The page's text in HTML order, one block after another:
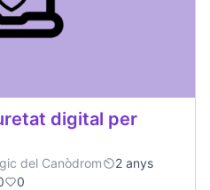
digital per
del Canòdrom
2 anys
0